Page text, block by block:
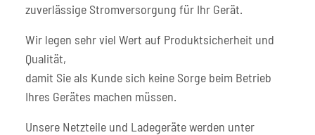
zuverlässige Stromversorgung für Ihr Gerät.
Wir legen sehr viel Wert auf Produktsicherheit und
Qualität,
damit Sie als Kunde sich keine Sorge beim Betrieb
Ihres Gerätes machen müssen.
Unsere Netzteile und Ladegeräte werden unter